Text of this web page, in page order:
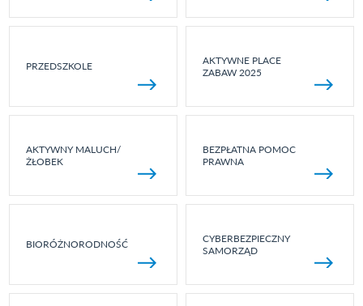
PRZEDSZKOLE
AKTYWNE PLACE
ZABAW 2025
AKTYWNY MALUCH/
ŻŁOBEK
BEZPŁATNA POMOC
PRAWNA
BIORÓŻNORODNOŚĆ
CYBERBEZPIECZNY
SAMORZĄD